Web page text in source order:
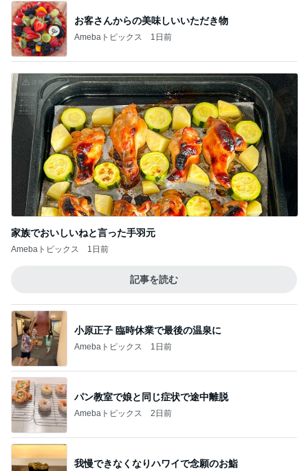
お客さんからの美味しいいただき物
Amebaトピックス 1日前
家族でおいしいねと言った手羽元
Amebaトピックス 1日前
記事を読む
小原正子 臨時休業で最後の温泉に
Amebaトピックス 1日前
パン教室で娘と同じ症状で途中離脱
Amebaトピックス 2日前
我慢できなくなりハワイで念願のお鮨